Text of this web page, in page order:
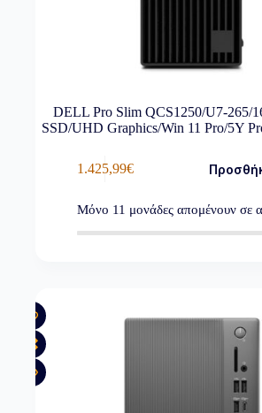
DELL Pro Slim QCS1250/U7-265/
SSD/UHD Graphics/Win 11 Pro/5Y
1.425,99€
Μόνο 11 μονάδες απομένουν σε